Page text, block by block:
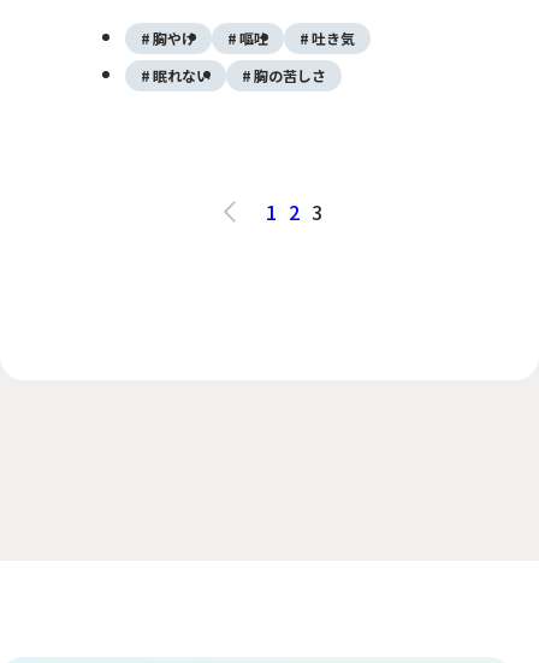
気です。食生活や生活習慣が関係しており、
放置すると食道の炎症や、場合によっては食
胸やけ 嘔吐
吐き気
眠れない
胸の苦しさ
1 2 3